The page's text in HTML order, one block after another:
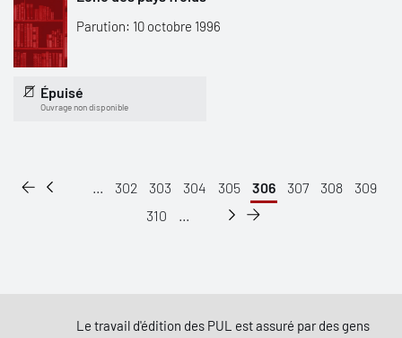
Parution: 10 octobre 1996
Épuisé
Ouvrage non disponible
... 302 303 304 305 306 307 308
309
310
...
Le travail d'édition des PUL est assuré par des gens